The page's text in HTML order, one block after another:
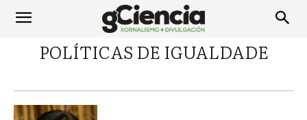
POLÍTICAS DE IGUALDADE